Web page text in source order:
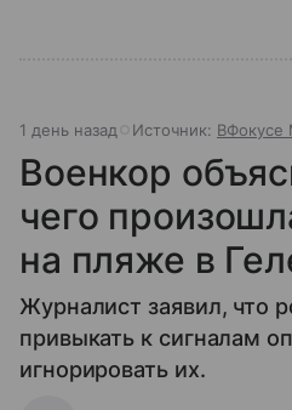
1 день назад Источник: ВФокусе
Военкор
чего
на пляже в
Журналист заявил, что
привыкать к сигналам
игнорировать их.